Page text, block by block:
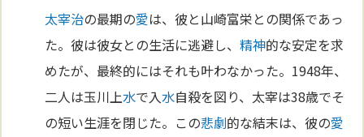
太宰治の最期の愛は、彼と山崎富栄との関係であっ
た。彼は彼女との生活に逃避し、精神的な安定を求
めたが、最終的にはそれも叶わなかった。1948年、
二人は玉川上水で入水自殺を図り、太宰は38歳でそ
の短い生涯を閉じた。この悲劇的な結末は、彼の愛